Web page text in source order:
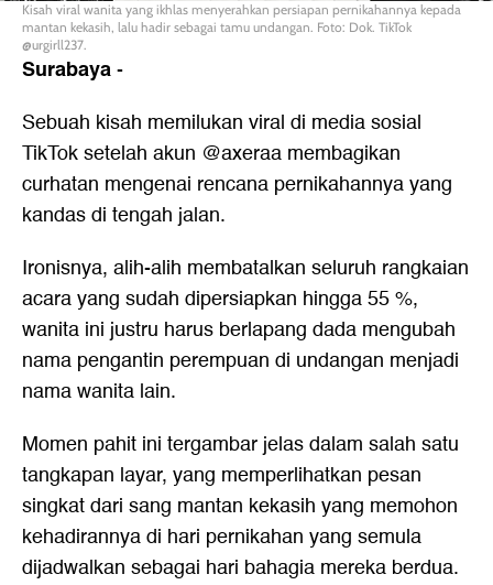
Kisah viral wanita yang ikhlas menyerahkan persiapan pernikahannya kepada
mantan kekasih, lalu hadir sebagai tamu undangan. Foto: Dok. TikTok
@urgirll237.
Surabaya-
Sebuah kisah memilukan viral di media sosial
TikTok setelah akun @axeraa membagikan
curhatan mengenai rencana pernikahannya yang
kandas di tengah jalan.
Ironisnya, alih-alih membatalkan seluruh rangkaian
acara yang sudah dipersiapkan hingga 55 %,
wanita ini justru harus berlapang dada mengubah
nama pengantin perempuan di undangan menjadi
nama wanita lain.
Momen pahit ini tergambar jelas dalam salah satu
tangkapan layar, yang memperlihatkan pesan
singkat dari sang mantan kekasih yang memohon
kehadirannya di hari pernikahan yang semula
dijadwalkan sebagai hari bahagia mereka berdua.